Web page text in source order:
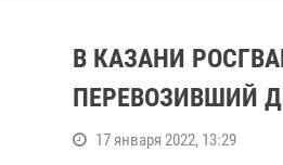
В КАЗАНИ
ПЕРЕВОЗИВШИЙ
17 января 2022, 13:29